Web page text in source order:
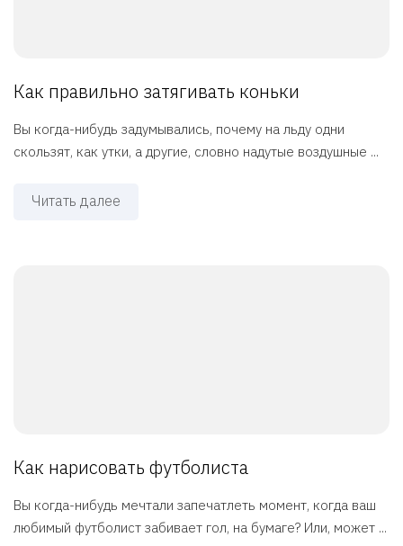
Как правильно затягивать коньки
Вы когда-нибудь задумывались, почему на льду одни
скользят, как утки, а другие, словно надутые воздушные ...
Читать далее
Как нарисовать футболиста
Вы когда-нибудь мечтали запечатлеть момент, когда ваш
любимый футболист забивает гол, на бумаге? Или, может ...